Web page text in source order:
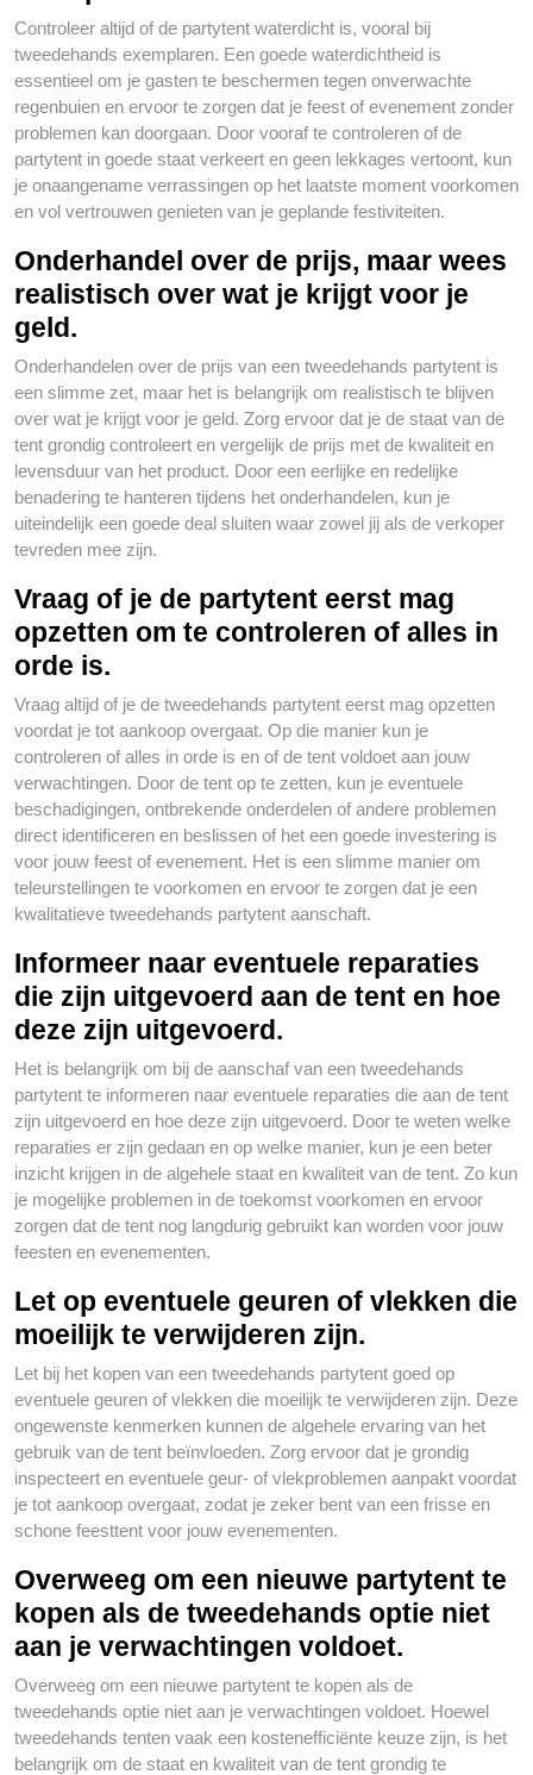
Controleer altijd of de partytent waterdicht is, vooral bij
tweedehands exemplaren. Een goede waterdichtheid is
essentieel om je gasten te beschermen tegen onverwachte
regenbuien en ervoor te zorgen dat je feest of evenement zonder
problemen kan doorgaan. Door vooraf te controleren of de
partytent in goede staat verkeert en geen lekkages vertoont, kun
je onaangename verrassingen op het laatste moment voorkomen
en vol vertrouwen genieten van je geplande festiviteiten.
Onderhandel over de prijs, maar wees
realistisch over wat je krijgt voor je
geld.
Onderhandelen over de prijs van een tweedehands partytent is
een slimme zet, maar het is belangrijk om realistisch te blijven
over wat je krijgt voor je geld. Zorg ervoor dat je de staat van de
tent grondig controleert en vergelijk de prijs met de kwaliteit en
levensduur van het product. Door een eerlijke en redelijke
benadering te hanteren tijdens het onderhandelen, kun je
uiteindelijk een goede deal sluiten waar zowel jij als de verkoper
tevreden mee zijn.
Vraag of je de partytent eerst mag
opzetten om te controleren of alles in
orde is.
Vraag altijd of je de tweedehands partytent eerst mag opzetten
voordat je tot aankoop overgaat. Op die manier kun je
controleren of alles in orde is en of de tent voldoet aan jouw
verwachtingen. Door de tent op te zetten, kun je eventuele
beschadigingen, ontbrekende onderdelen of andere problemen
direct identificeren en beslissen of het een goede investering is
voor jouw feest of evenement. Het is een slimme manier om
teleurstellingen te voorkomen en ervoor te zorgen dat je een
kwalitatieve tweedehands partytent aanschaft.
Informeer naar eventuele reparaties
die zijn uitgevoerd aan de tent en hoe
deze zijn uitgevoerd.
Het is belangrijk om bij de aanschaf van een tweedehands
partytent te informeren naar eventuele reparaties die aan de tent
zijn uitgevoerd en hoe deze zijn uitgevoerd. Door te weten welke
reparaties er zijn gedaan en op welke manier, kun je een beter
inzicht krijgen in de algehele staat en kwaliteit van de tent. Zo kun
je mogelijke problemen in de toekomst voorkomen en ervoor
zorgen dat de tent nog langdurig gebruikt kan worden voor jouw
feesten en evenementen.
Let op eventuele geuren of vlekken die
moeilijk te verwijderen zijn.
Let bij het kopen van een tweedehands partytent goed op
eventuele geuren of vlekken die moeilijk te verwijderen zijn. Deze
ongewenste kenmerken kunnen de algehele ervaring van het
gebruik van de tent beïnvloeden. Zorg ervoor dat je grondig
inspecteert en eventuele geur- of vlekproblemen aanpakt voordat
je tot aankoop overgaat, zodat je zeker bent van een frisse en
schone feesttent voor jouw evenementen.
Overweeg om een nieuwe partytent te
kopen als de tweedehands optie niet
aan je verwachtingen voldoet.
Overweeg om een nieuwe partytent te kopen als de
tweedehands optie niet aan je verwachtingen voldoet. Hoewel
tweedehands tenten vaak een kostenefficiënte keuze zijn, is het
belangrijk om de staat en kwaliteit van de tent grondig te